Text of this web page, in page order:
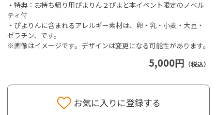
5,000円 （税込）
・特典：お持ち帰り用ぴよりん２ぴよと本イベント限定のノベル
ティ付
・ぴよりんに含まれるアレルギー素材は、卵・乳・小麦・大豆・
ゼラチン、です。
※画像はイメージです。デザインは変更になる可能性があります。
お気に入りに登録する